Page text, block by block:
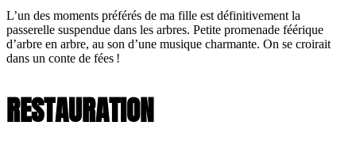
L’un des moments préférés de ma fille est définitivement la
passerelle suspendue dans les arbres. Petite promenade féérique
d’arbre en arbre, au son d’une musique charmante. On se croirait
dans un conte de fées !
RESTAURATION